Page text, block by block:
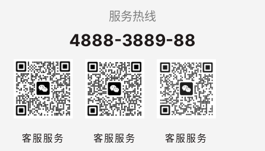
服务热线
4888-3889-88
客服服务 客服服务 客服服务